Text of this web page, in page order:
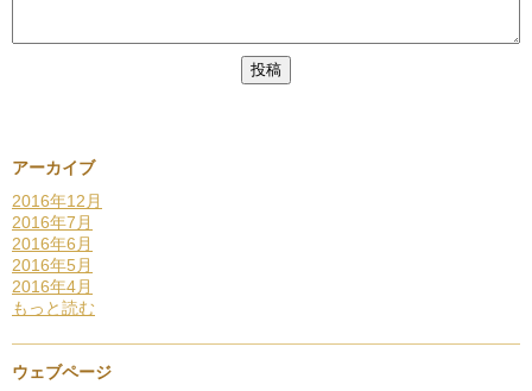
アーカイブ
2016年12月
2016年7月
2016年6月
2016年5月
2016年4月
もっと読む
ウェブページ